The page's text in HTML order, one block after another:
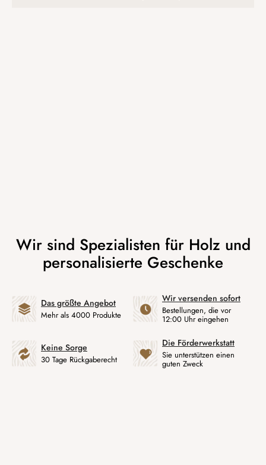
Das größte Angebot
Mehr als 4000 Produkte
Wir versenden sofort
Bestellungen, die vor
12:00 Uhr eingehen
Keine Sorge
30 Tage Rückgaberecht
Die Förderwerkstatt
Sie unterstützen einen
guten Zweck